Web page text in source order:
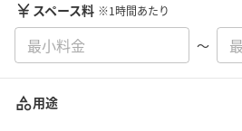
スペース料 ※1時間あたり
〜
用途